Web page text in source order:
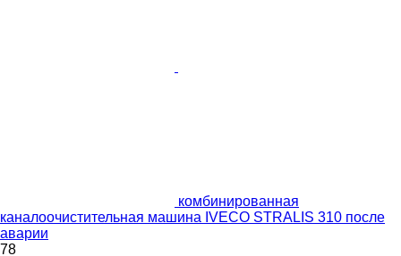
комбинированная
каналоочистительная машина IVECO STRALIS 310 после
аварии
78